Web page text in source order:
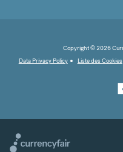
Copyright © 2026
Data Privacy Policy
Liste des Cookies